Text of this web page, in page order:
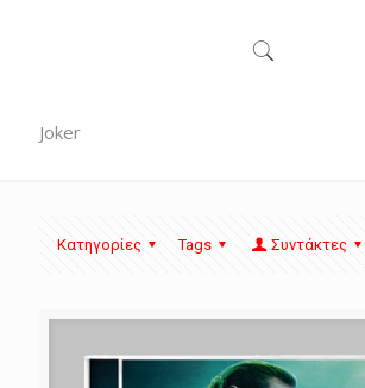
Joker
Κατηγορίες Tags Συντάκτες